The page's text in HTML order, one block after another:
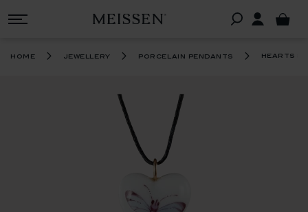
home jewellery porcelain pendants hearts